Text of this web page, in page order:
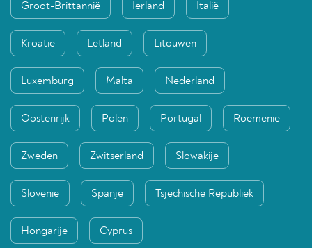
Groot-Brittannië Ierland Italië
Kroatië Letland Litouwen
Luxemburg Malta Nederland
Oostenrijk Polen Portugal Roemenië
Zweden Zwitserland Slowakije
Slovenië Spanje Tsjechische Republiek
Hongarije Cyprus